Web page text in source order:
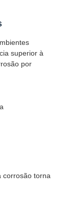
superior à
por
corrosão torna